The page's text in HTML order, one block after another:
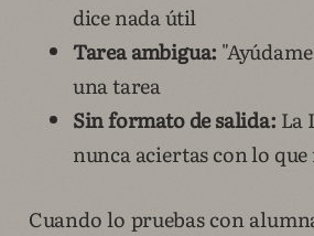
dice nada útil
Tarea ambigua:
una tarea
Sin formato de salida: La
nunca aciertas con lo que
Cuando lo pruebas con